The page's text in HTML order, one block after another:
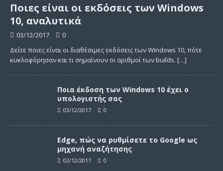
Ποιες είναι οι εκδόσεις των Windows
10, αναλυτικά
03/12/2017
0
Δείτε ποιες είναι οι διαθέσιμες εκδόσεις των Windows 10, πότε
κυκλοφόρησαν και τι σημαίνουν οι αριθμοί των builds. […]
Ποια έκδοση των Windows 10 έχει ο
υπολογιστής σας
03/12/2017 0
Edge, πώς να ρυθμίσετε το Google ως
μηχανή αναζήτησης
02/12/2017 0